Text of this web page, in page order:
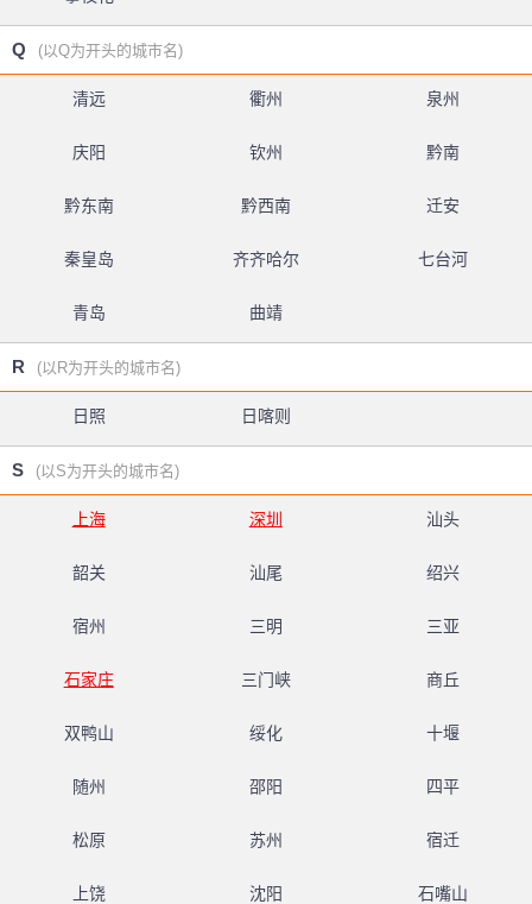
Q (以Q为开头的城市名)
清远 衢州 泉州
庆阳 钦州 黔南
黔东南 黔西南 迁安
秦皇岛 齐齐哈尔 七台河
青岛 曲靖
R (以R为开头的城市名)
日照 日喀则
S (以S为开头的城市名)
上海 深圳 汕头
韶关 汕尾 绍兴
宿州 三明 三亚
石家庄 三门峡 商丘
双鸭山 绥化 十堰
随州 邵阳 四平
松原 苏州 宿迁
上饶 沈阳 石嘴山